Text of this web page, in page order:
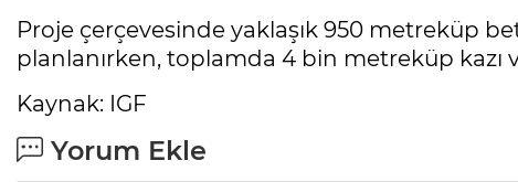
Proje çerçevesinde yaklaşık 950 metreküp
planlanırken, toplamda 4 bin metreküp kazı
Kaynak: IGF
Yorum Ekle